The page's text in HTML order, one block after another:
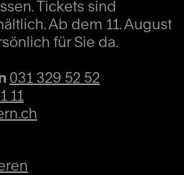
Tickets sind
Ab dem 11. August
für Sie da.
031 329 52 52
11